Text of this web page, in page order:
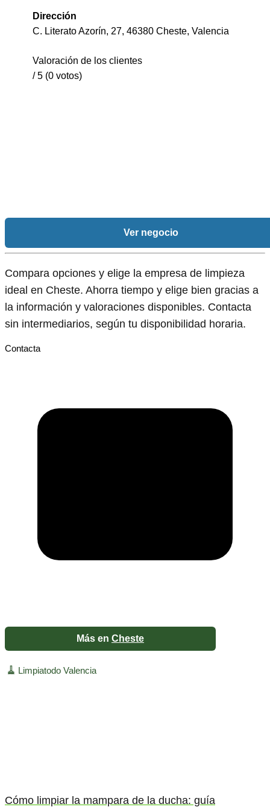
Dirección
C. Literato Azorín, 27, 46380 Cheste, Valencia
Valoración de los clientes
/ 5 (0 votos)
Ver negocio
Compara opciones y elige la empresa de limpieza
ideal en Cheste. Ahorra tiempo y elige bien gracias a
la información y valoraciones disponibles. Contacta
sin intermediarios, según tu disponibilidad horaria.
Contacta
Más en Cheste
🧹 Limpiatodo Valencia
Cómo limpiar la mampara de la ducha: guía